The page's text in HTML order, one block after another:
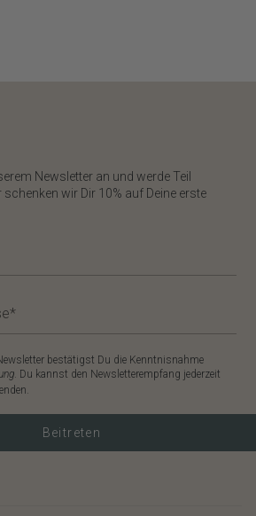
Newsletter an und werde Teil
schenken wir Dir 10% auf Deine erste
bestätigst Du die Kenntnisnahme
. Du kannst den Newsletterempfang jederzeit
Beitreten